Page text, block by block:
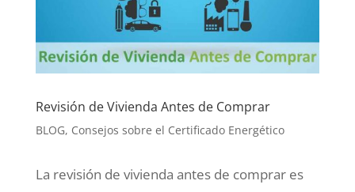
Revisión de Vivienda Antes de Comprar
BLOG, Consejos sobre el Certificado Energético
La revisión de vivienda antes de comprar es